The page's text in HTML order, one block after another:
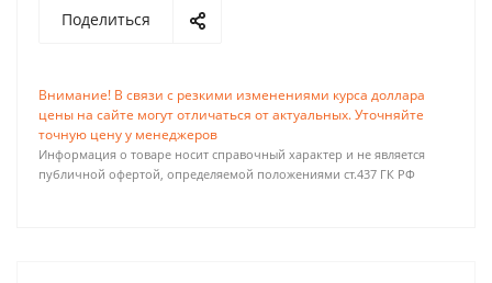
Поделиться
Внимание! В связи с резкими изменениями курса доллара
цены на сайте могут отличаться от актуальных. Уточняйте
точную цену у менеджеров
Информация о товаре носит справочный характер и не является
публичной офертой, определяемой положениями ст.437 ГК РФ